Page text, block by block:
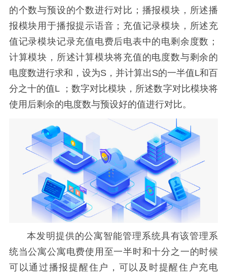
的个数与预设的个数进行对比；播报模块，所述播
报模块用于播报提示语音；充值记录模块，所述充
值记录模块记录充值电费后电表中的电剩余度数；
计算模块，所述计算模块将充值的电度数与剩余的
电度数进行求和，设为S，并计算出S的一半值L和百
分之十的值L ；数字对比模块，所述数字对比模块将
使用后剩余的电度数与预设好的值进行对比。
本发明提供的公寓智能管理系统具有该管理系
统当公寓公寓电费使用至一半时和十分之一的时候
可以通过播报提醒住户，可以及时提醒住户充电